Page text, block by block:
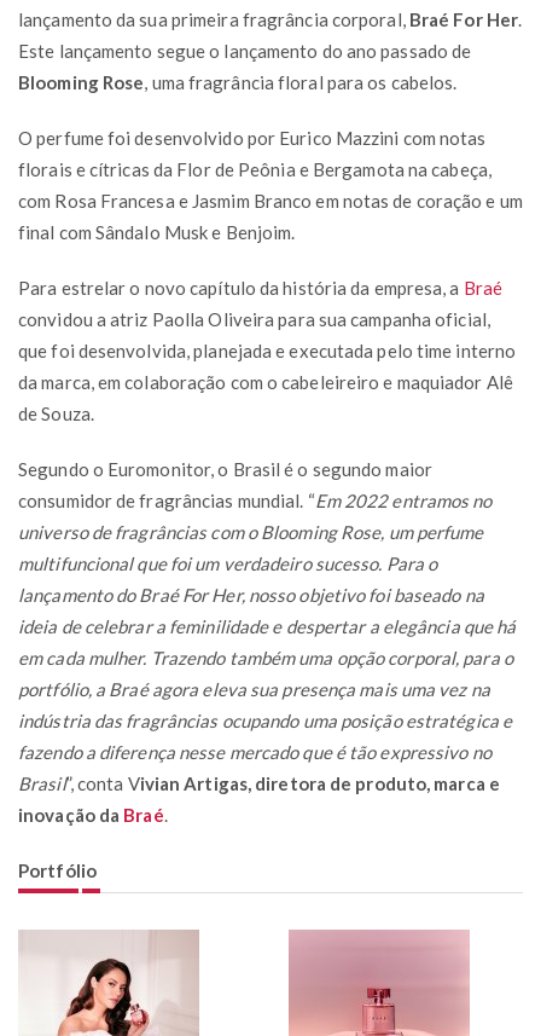
lançamento da sua primeira fragrância corporal, Braé For Her
Este lançamento segue o lançamento do ano passado de
Blooming Rose , uma fragrância floral para os cabelos.
O perfume foi desenvolvido por Eurico Mazzini com notas
florais e cítricas da Flor de Peônia e Bergamota na cabeça,
com Rosa Francesa e Jasmim Branco em notas de coração e um
final com Sândalo Musk e Benjoim.
Para estrelar o novo capítulo da história da empresa, a Braé
convidou a atriz Paolla Oliveira para sua campanha oficial,
que foi desenvolvida, planejada e executada pelo time interno
da marca, em colaboração com o cabeleireiro e maquiador Alê
de Souza.
Segundo o Euromonitor, o Brasil é o segundo maior
consumidor de fragrâncias mundial. “Em 2022 entramos no
universo de fragrâncias com o Blooming Rose, um perfume
multifuncional que foi um verdadeiro sucesso. Para o
lançamento do Braé For Her, nosso objetivo foi baseado na
ideia de celebrar a feminilidade e despertar a elegância que há
em cada mulher. Trazendo também uma opção corporal, para o
portfólio, a Braé agora eleva sua presença mais uma vez na
indústria das fragrâncias ocupando uma posição estratégica e
fazendo a diferença nesse mercado que é tão expressivo no
Brasil”, conta Vivian Artigas, diretora de produto, marca e
inovação da Braé
Portfólio